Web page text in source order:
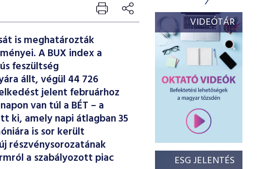
is meghatározták
A BUX index a
feszültség
állt, végül 44 726
jelent februárhoz
van túl a BÉT – a
ki, amely napi átlagban 35
is sor került
részvénysorozatának
a szabályozott piac
VIDEÓTÁR
ESG JELENTÉS